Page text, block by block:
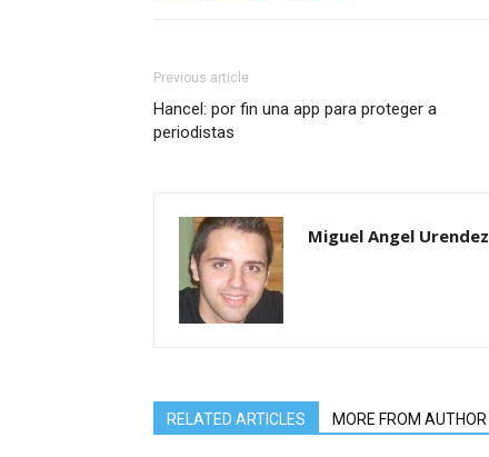
Previous article
Hancel: por fin una app para proteger a
periodistas
Miguel Angel Urendez
RELATED ARTICLES MORE FROM AUTHOR